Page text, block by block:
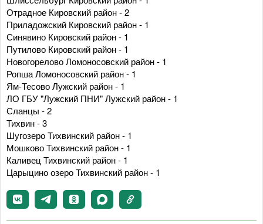
Отрадное Кировский район - 2
Приладожский Кировский район - 1
Синявино Кировский район - 1
Путилово Кировский район - 1
Новогорелово Ломоносовский район - 1
Ропша Ломоносовский район - 1
Ям-Тесово Лужский район - 1
ЛО ГБУ "Лужский ПНИ" Лужский район - 1
Сланцы - 2
Тихвин - 3
Шугозеро Тихвинский район - 1
Мошково Тихвинский район - 1
Каливец Тихвинский район - 1
Царыцино озеро Тихвинский район - 1